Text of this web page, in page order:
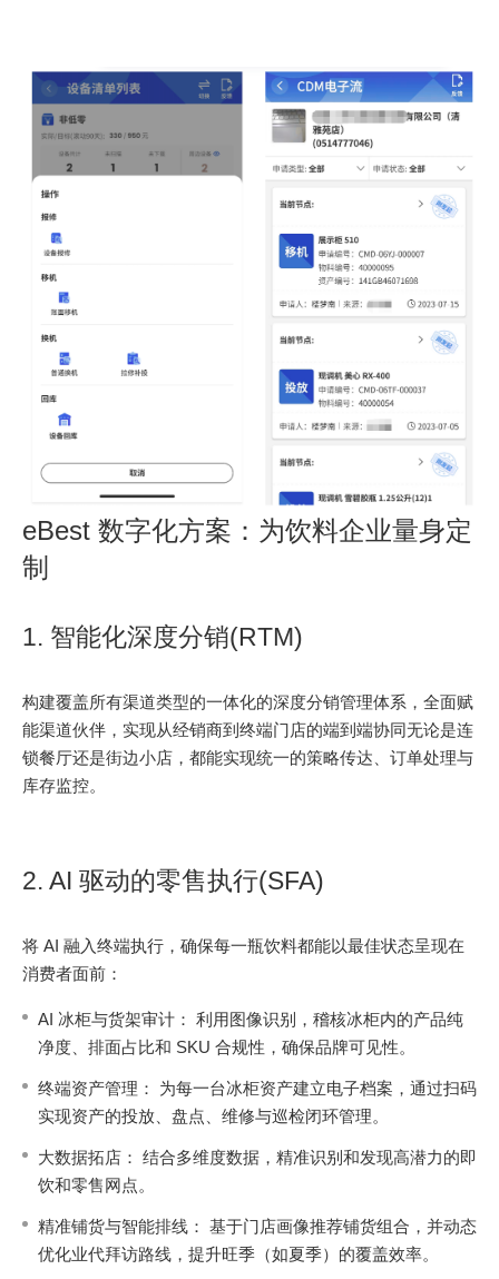
eBest 数字化方案：为饮料企业量身定
制
1. 智能化深度分销(RTM)
构建覆盖所有渠道类型的一体化的深度分销管理体系，全面赋
能渠道伙伴，实现从经销商到终端门店的端到端协同无论是连
锁餐厅还是街边小店，都能实现统一的策略传达、订单处理与
库存监控。
2. AI 驱动的零售执行(SFA)
将 AI 融入终端执行，确保每一瓶饮料都能以最佳状态呈现在
消费者面前：
AI 冰柜与货架审计： 利用图像识别，稽核冰柜内的产品纯
净度、排面占比和 SKU 合规性，确保品牌可见性。
终端资产管理： 为每一台冰柜资产建立电子档案，通过扫码
实现资产的投放、盘点、维修与巡检闭环管理。
大数据拓店： 结合多维度数据，精准识别和发现高潜力的即
饮和零售网点。
精准铺货与智能排线： 基于门店画像推荐铺货组合，并动态
优化业代拜访路线，提升旺季（如夏季）的覆盖效率。